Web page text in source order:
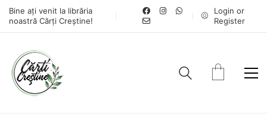
Bine ați venit la librăria
noastră Cărți Creștine!
Login or
Register